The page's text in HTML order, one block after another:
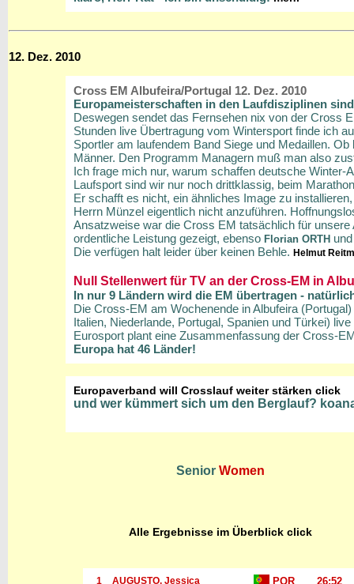
12. Dez. 2010
Cross EM Albufeira/Portugal 12. Dez. 2010
Europameisterschaften in den Laufdisziplinen
Deswegen sendet das Fernsehen nix von der Cross
Stunden live Übertragung vom Wintersport finde ich
Sportler am laufendem Band Siege und Medaillen.
Männer. Den Programm Managern muß man also
Ich frage mich nur, warum schaffen deutsche
Laufsport sind wir nur noch drittklassig, beim
Er schafft es nicht, ein ähnliches Image zu
Herrn Münzel eigentlich nicht anzuführen.
Ansatzweise war die Cross EM tatsächlich für
ordentliche Leistung gezeigt, ebenso Florian ORTH
Die verfügen halt leider über keinen Behle. Helmut
Null Stellenwert für TV an der Cross-EM in
In nur 9 Ländern wird die EM übertragen -
Die Cross-EM am Wochenende in Albufeira
Italien, Niederlande, Portugal, Spanien und Türkei)
Eurosport plant eine Zusammenfassung der Cross-
Europa hat 46 Länder!
Europaverband will Crosslauf weiter stärken click
und wer kümmert sich um den Berglauf?
Senior Women
Alle Ergebnisse im Überblick click
1 AUGUSTO, Jessica POR 26:52